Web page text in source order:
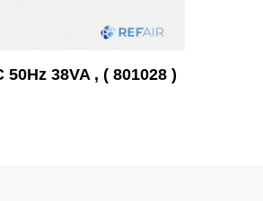
50Hz 38VA , ( 801028 )